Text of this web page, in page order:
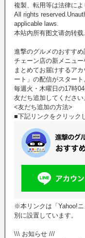
複製、転用等は法律によ
All rights
applicable laws.
本站內所有图文请勿转
進撃のグルメのおすす
チェーン店の新メニュ
まとめてお届けするア
ート」の配信がスタート
毎週火・木曜日の17時
友だち追加してください
<友だち追加の方法>
■下記リンクをクリック
※本リンクは「Yahoo!
別に設置しています。
\\\ お知らせ ///